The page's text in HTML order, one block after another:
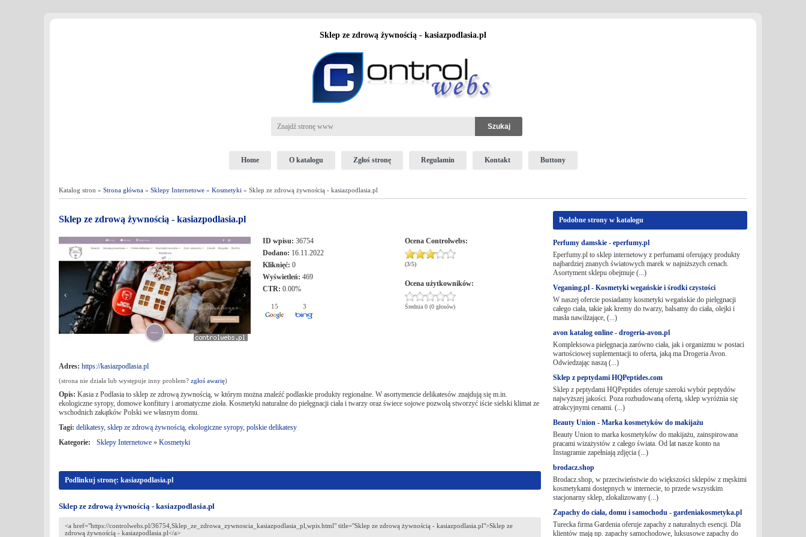
Sklep ze zdrową żywnością - kasiazpodlasia.pl
Home O katalogu Zgłoś stronę Regulamin Kontakt Buttony
Katalog stron » Strona główna » Sklepy Internetowe » Kosmetyki » Sklep ze zdrową żywnością - kasiazpodlasia.pl
Sklep ze zdrową żywnością - kasiazpodlasia.pl
ID wpisu: 36754
Dodano: 16.11.2022
Kliknięć: 0
Wyświetleń: 469
CTR: 0.00%
15 3
Ocena Controlwebs:
(3/5)
Ocena użytkowników:
Średnia 0 (0 głosów)
Adres: https://kasiazpodlasia.pl
(strona nie działa lub występuje inny problem? zgłoś awarię)
Opis: Kasia z Podlasia to sklep ze zdrową żywnością, w którym można znaleźć podlaskie produkty regionalne. W asortymencie delikatesów znajdują się m.in.
ekologiczne syropy, domowe konfitury i aromatyczne zioła. Kosmetyki naturalne do pielęgnacji ciała i twarzy oraz świece sojowe pozwolą stworzyć iście sielski klimat ze
wschodnich zakątków Polski we własnym domu.
Tagi: delikatesy, sklep ze zdrową żywnością, ekologiczne syropy, polskie delikatesy
Kategorie:
Sklepy Internetowe » Kosmetyki
Podlinkuj stronę: kasiazpodlasia.pl
Sklep ze zdrową żywnością - kasiazpodlasia.pl
Podobne strony w katalogu
Perfumy damskie - eperfumy.pl
Eperfumy.pl to sklep internetowy z perfumami oferujący produkty
najbardziej znanych światowych marek w najniższych cenach.
Asortyment sklepu obejmuje (...)
Veganing.pl - Kosmetyki wegańskie i środki czystości
W naszej ofercie posiadamy kosmetyki wegańskie do pielęgnacji
całego ciała, takie jak kremy do twarzy, balsamy do ciała, olejki i
masła nawilżające, (...)
avon katalog online - drogeria-avon.pl
Kompleksowa pielęgnacja zarówno ciała, jak i organizmu w postaci
wartościowej suplementacji to oferta, jaką ma Drogeria Avon.
Odwiedzając naszą (...)
Sklep z peptydami HQPeptides.com
Sklep z peptydami HQPeptides oferuje szeroki wybór peptydów
najwyższej jakości. Poza rozbudowaną ofertą, sklep wyróżnia się
atrakcyjnymi cenami. (...)
Beauty Union - Marka kosmetyków do makijażu
Beauty Union to marka kosmetyków do makijażu, zainspirowana
pracami wizażystów z całego świata. Od lat nasze konto na
Instagramie zapełniają zdjęcia (...)
brodacz.shop
Brodacz.shop, w przeciwieństwie do większości sklepów z męskimi
kosmetykami dostępnych w internecie, to przede wszystkim
stacjonarny sklep, zlokalizowany (...)
Zapachy do ciała, domu i samochodu - gardeniakosmetyka.pl
Turecka firma Gardenia oferuje zapachy z naturalnych esencji. Dla
klientów mają np. zapachy samochodowe, luksusowe zapachy do